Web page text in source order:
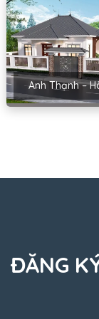
Anh Thạnh –
ĐĂNG